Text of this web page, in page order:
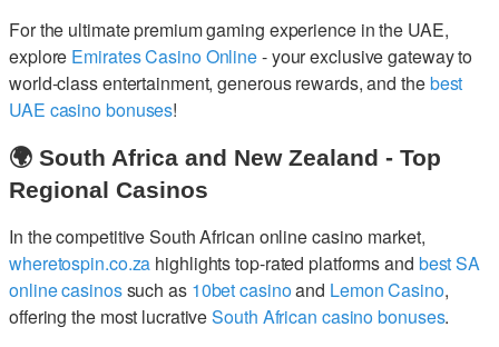
For the ultimate premium gaming experience in the UAE,
explore Emirates Casino Online- your exclusive gateway to
world-class entertainment, generous rewards, and thebest
UAE casino bonuses!
🌍 South Africa and New Zealand - Top
Regional Casinos
In the competitive South African online casino market,
wheretospin.co.za highlights top-rated platforms and best SA
online casinossuch as 10bet casinoand Lemon Casino,
offering the most lucrativeSouth African casino bonuses.